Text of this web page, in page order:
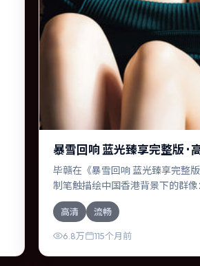
暴雪回响 蓝光臻享完整版 ·
毕赣在《暴雪回响 蓝光臻享完整
制笔触描绘中国香港背景下的群像
等演员层次丰富。作为一部爱情作
入，逐步推向不可逆转的结局；视
制有力。
高清 流畅
6.8万 115个月前